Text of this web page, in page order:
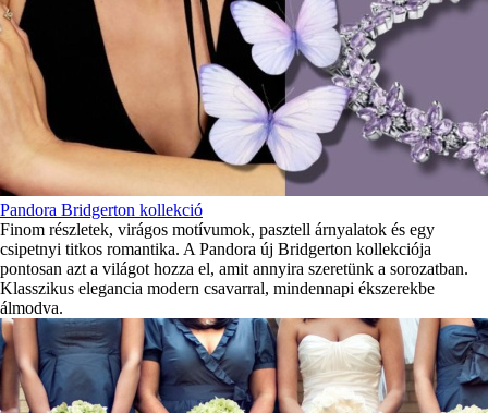
Pandora Bridgerton kollekció
Finom részletek, virágos motívumok, pasztell árnyalatok és egy
csipetnyi titkos romantika. A Pandora új Bridgerton kollekciója
pontosan azt a világot hozza el, amit annyira szeretünk a sorozatban.
Klasszikus elegancia modern csavarral, mindennapi ékszerekbe
álmodva.